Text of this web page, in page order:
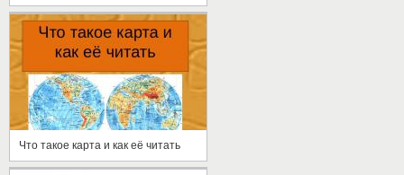
Что такое карта и как её читать